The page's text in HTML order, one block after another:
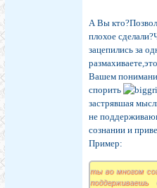
А Вы
плохое
зацепились за
Вашем
спорить
застрявшая
не
сознании и
Пример:
ты во многом